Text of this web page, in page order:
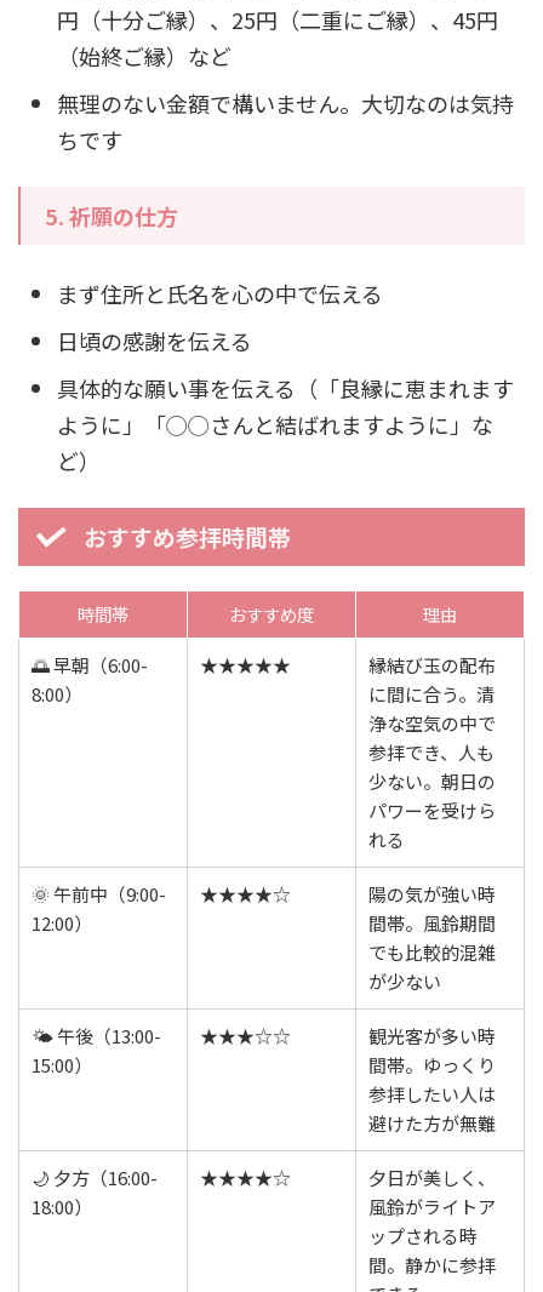
円（十分ご縁）、25円（二重にご縁）、45円
（始終ご縁）など
無理のない金額で構いません。大切なのは気持
ちです
5.祈願の仕方
まず住所と氏名を心の中で伝える
日頃の感謝を伝える
具体的な願い事を伝える（「良縁に恵まれます
ように」「◯◯さんと結ばれますように」な
ど）
おすすめ参拝時間帯
時間帯 おすすめ度
理由
🌅 早朝（6:00-
8:00）
★★★★★
縁結び玉の配布
に間に合う。清
浄な空気の中で
参拝でき、人も
少ない。朝日の
パワーを受けら
れる
🌞 午前中（9:00-
12:00）
★★★★☆
陽の気が強い時
間帯。風鈴期間
でも比較的混雑
が少ない
🌤️ 午後（13:00-
15:00）
★★★☆☆
観光客が多い時
間帯。ゆっくり
参拝したい人は
避けた方が無難
🌙 夕方（16:00-
18:00）
★★★★☆
夕日が美しく、
風鈴がライトア
ップされる時
間。静かに参拝